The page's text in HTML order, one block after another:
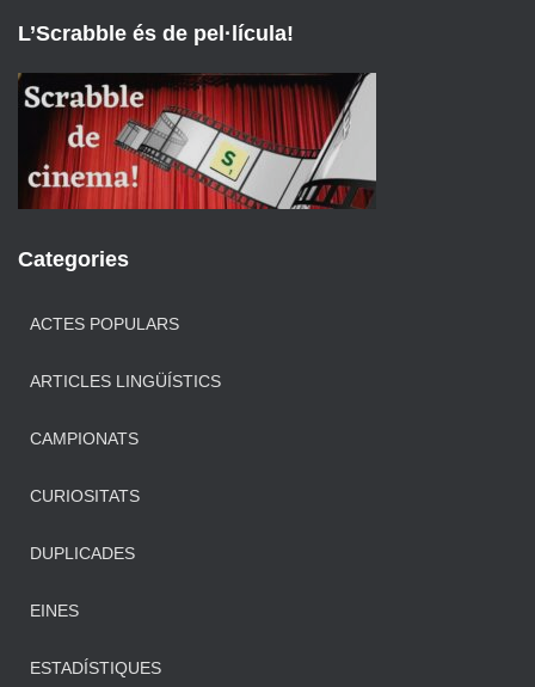
L’Scrabble és de pel·lícula!
Categories
ACTES POPULARS
ARTICLES LINGÜÍSTICS
CAMPIONATS
CURIOSITATS
DUPLICADES
EINES
ESTADÍSTIQUES